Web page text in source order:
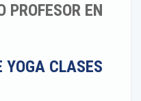
PROFESOR EN
YOGA CLASES